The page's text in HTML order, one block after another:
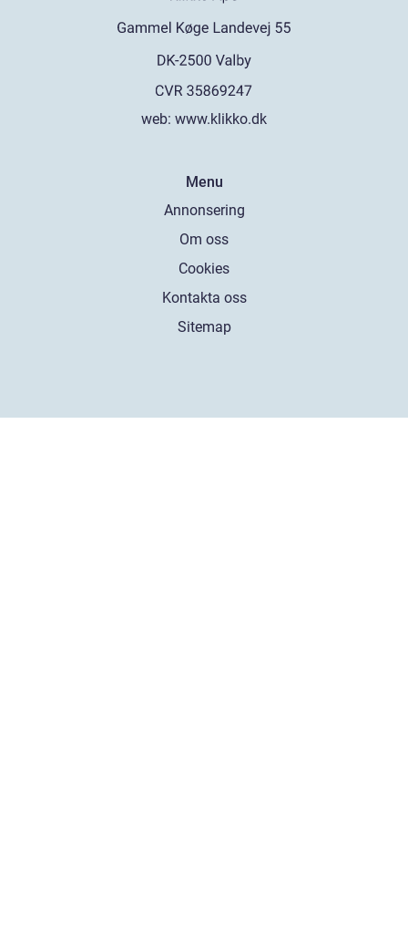
web: www.klikko.dk
Menu
Annonsering
Om oss
Cookies
Kontakta oss
Sitemap